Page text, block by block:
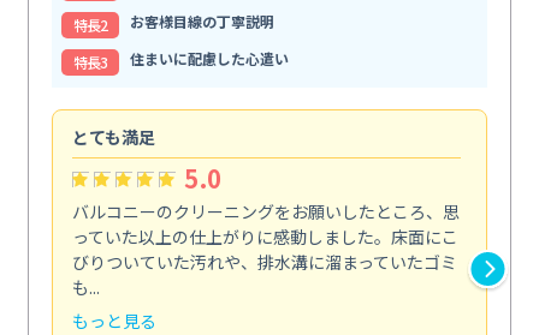
特⻑2
お客様目線の丁寧説明
特⻑3
住まいに配慮した心遣い
とても満足
5.0
バルコニーのクリーニングをお願いしたところ、思
っていた以上の仕上がりに感動しました。床面にこ
びりついていた汚れや、排水溝に溜まっていたゴミ
も...
もっと見る